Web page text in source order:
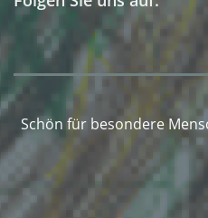
Schön für besondere